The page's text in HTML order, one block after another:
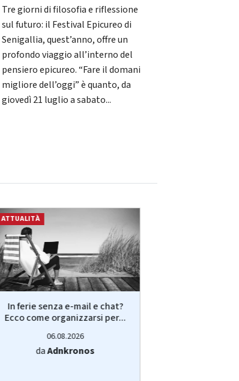
Tre giorni di filosofia e riflessione
sul futuro: il Festival Epicureo di
Senigallia, quest’anno, offre un
profondo viaggio all’interno del
pensiero epicureo. “Fare il domani
migliore dell’oggi” è quanto, da
giovedì 21 luglio a sabato...
ATTUALITÀ
In ferie senza e-mail e chat?
Ecco come organizzarsi per...
06.08.2026
daAdnkronos